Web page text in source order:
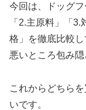
今回は、ドッグフ
「2.主原料」「
格」を徹底比較
悪いところ包み隠
これからどちら
いです。